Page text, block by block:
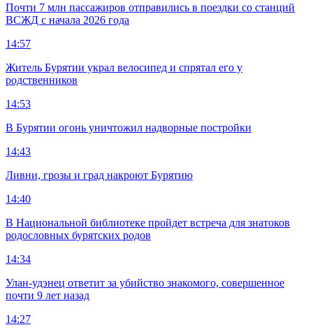
Почти 7 млн пассажиров отправились в поездки со станций
ВСЖД с начала 2026 года
14:57
Житель Бурятии украл велосипед и спрятал его у
родственников
14:53
В Бурятии огонь уничтожил надворные постройки
14:43
Ливни, грозы и град накроют Бурятию
14:40
В Национальной библиотеке пройдет встреча для знатоков
родословных бурятских родов
14:34
Улан-удэнец ответит за убийство знакомого, совершенное
почти 9 лет назад
14:27